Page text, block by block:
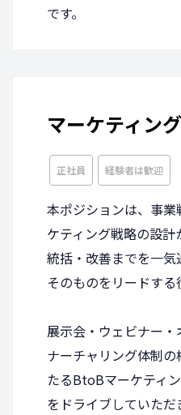
です。
マーケティン
正社員 経験者は歓迎
本ポジションは、事
ケティング戦略の設
統括・改善までを一
そのものをリードする
展示会・ウェビナー・
ナーチャリング体制
たるBtoBマーケティ
をドライブしていただ